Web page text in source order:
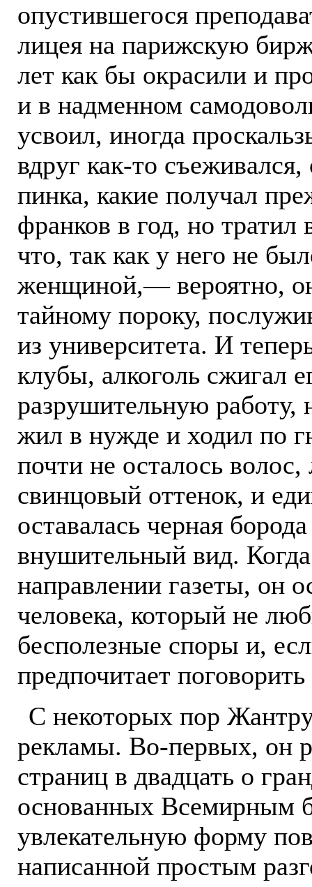
опустившегося
лицея на парижскую
лет как бы окрасили и
и в надменном
усвоил, иногда
вдруг как-то
пинка, какие получал
франков в год, но тратил
что, так как у него не
женщиной,— вероятно,
тайному пороку,
из университета. И
клубы, алкоголь сжигал
разрушительную работу,
жил в нужде и ходил по
почти не осталось
свинцовый оттенок, и
оставалась черная
внушительный вид.
направлении газеты, он
человека, который не
бесполезные споры и,
предпочитает
С некоторых пор
рекламы. Во-первых, он
страниц в двадцать о
основанных Всемирным
увлекательную форму
написанной простым